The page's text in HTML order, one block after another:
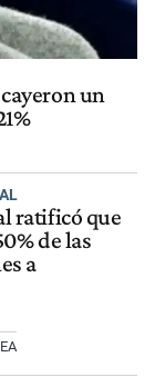
un
ratificó que
de las
a